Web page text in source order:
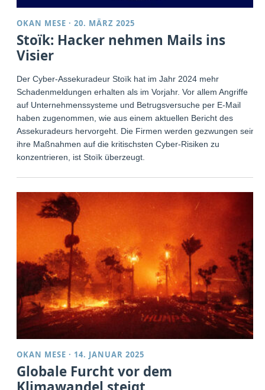
OKAN MESE ·20. MÄRZ 2025
Stoïk: Hacker nehmen Mails ins
Visier
Der Cyber-Assekuradeur Stoïk hat im Jahr 2024 mehr
Schadenmeldungen erhalten als im Vorjahr. Vor allem Angriffe
auf Unternehmenssysteme und Betrugsversuche per E-Mail
haben zugenommen, wie aus einem aktuellen Bericht des
Assekuradeurs hervorgeht. Die Firmen werden gezwungen sein,
ihre Maßnahmen auf die kritischsten Cyber-Risiken zu
konzentrieren, ist Stoïk überzeugt.
OKAN MESE · 14. JANUAR 2025
Globale Furcht vor dem